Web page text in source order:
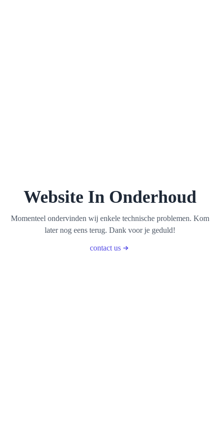
Website In Onderhoud
Momenteel ondervinden wij enkele technische problemen. Kom
later nog eens terug. Dank voor je geduld!
contact us